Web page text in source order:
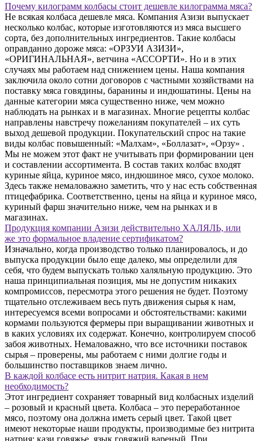
Почему килограмм колбасы стоит дешевле килограмма мяса?
Не всякая колбаса дешевле мяса. Компания Азизи выпускает
несколько колбас, которые изготовляются из мяса высшего
сорта, без дополнительных ингредиентов. Такие колбасы
оправданно дороже мяса: «ОРЗУИ АЗИЗИ»,
«ОРИГИНАЛЬНАЯ», ветчина «АССОРТИ». Но и в этих
случаях мы работаем над снижением цены. Наша компания
заключила около сотни договоров с частными хозяйствами на
поставку мяса говядины, баранины и индюшатины. Цены на
данные категории мяса существенно ниже, чем можно
наблюдать на рынках и в магазинах. Многие рецепты колбас
направлены навстречу пожеланиям покупателей – их суть
выход дешевой продукции. Покупательский спрос на такие
виды колбас повышенный: «Малхам», «Боллазат», «Орзу» .
Мы не можем этот факт не учитывать при формировании цен
и составлении ассортимента. В состав таких колбас входят
куриные яйца, куриное мясо, индюшиное мясо, сухое молоко.
Здесь также немаловажно заметить, что у нас есть собственная
птицефабрика. Соответственно, цены на яйца и куриное мясо,
куриный фарш значительно ниже, чем на рынках и в
магазинах.
Продукция компании Азизи действительно ХАЛЯЛЬ, или
же это формальное владение сертификатом?
Изначально, когда производство только планировалось, и до
выпуска продукции было еще далеко, мы определили для
себя, что будем выпускать только халяльную продукцию. Это
наша принципиальная позиция, мы не допустим никаких
компромиссов, пересмотра этого решения не будет. Поэтому
тщательно отслеживаем весь путь движения сырья к нам,
интересуемся всеми вопросами и обстоятельствами: какими
кормами пользуются фермеры при выращивании животных и
в каких условиях их содержат. Конечно, контролируем способ
забоя животных. Немаловажно, что все источники поставок
сырья – проверены, мы работаем с ними долгие годы и
большинство поставщиков знаем лично.
В каждой колбасе есть нитрит натрия. Какая в нем
необходимость?
Этот ингредиент сохраняет товарный вид колбасных изделий
– розовый и красный цвета. Колбаса – это переработанное
мясо, поэтому она должна иметь серый цвет. Такой цвет
имеют некоторые наши продукты, производимые без нитрита
натрия: кази говяжье, язык говяжий вареный. При